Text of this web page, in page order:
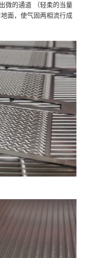
微的通道 （轻柔的当量
面，使气固两相流行成